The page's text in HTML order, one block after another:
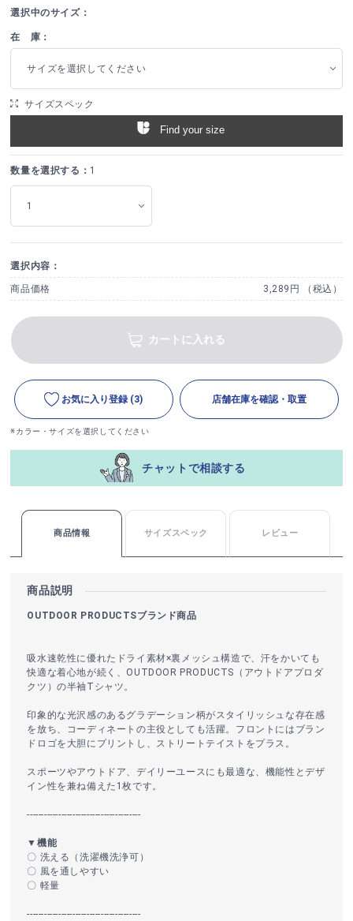
選択中のサイズ：
在 庫：
サイズを選択してください
サイズスペック
Find your size
数量を選択する： 1
選択内容：
商品価格 3,289円 （税込）
カートに入れる
お気に入り登録 (3) 店舗在庫を確認・取置
※カラー・サイズを選択してください
チャットで相談する
商品情報 サイズスペック レビュー
商品説明
OUTDOOR PRODUCTSブランド商品
吸水速乾性に優れたドライ素材×裏メッシュ構造で、汗をかいても
快適な着心地が続く、OUTDOOR PRODUCTS（アウトドアプロダ
クツ）の半袖Tシャツ。
印象的な光沢感のあるグラデーション柄がスタイリッシュな存在感
を放ち、コーディネートの主役としても活躍。フロントにはブラン
ドロゴを大胆にプリントし、ストリートテイストをプラス。
スポーツやアウトドア、デイリーユースにも最適な、機能性とデザ
イン性を兼ね備えた1枚です。
----------------------------------------
▼機能
〇 洗える（洗濯機洗浄可）
〇 風を通しやすい
〇 軽量
----------------------------------------